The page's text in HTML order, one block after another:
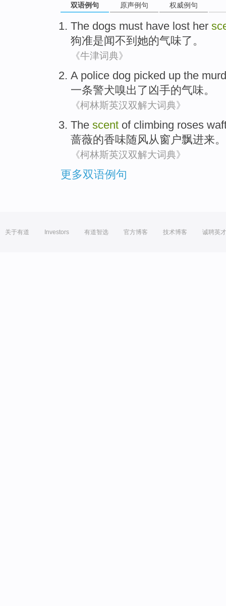
双语例句 原声例句 权威例句
The dogs must have lost her
狗准是闻不到 她的气味了。
《牛津词典》
A police dog picked up the
一条警犬嗅出 了凶手的气味。
《柯林斯英汉双解大词典》
The scent of climbing roses
蔷薇的香味随风从 窗户飘进来。
《柯林斯英汉双解大词典》
更多双语例句
关于有道 Investors 有道智选 官方博客 技术博客 诚聘英才